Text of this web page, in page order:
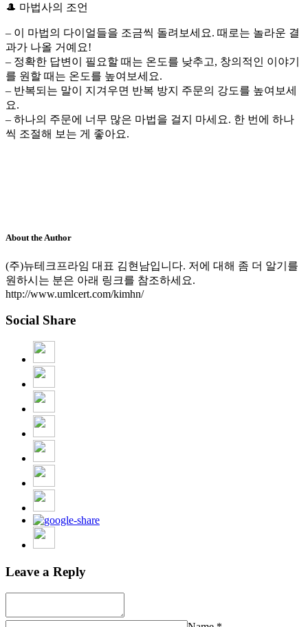
🎩 마법사의 조언
– 이 마법의 다이얼들을 조금씩 돌려보세요. 때로는 놀라운 결
과가 나올 거예요!
– 정확한 답변이 필요할 때는 온도를 낮추고, 창의적인 이야기
를 원할 때는 온도를 높여보세요.
– 반복되는 말이 지겨우면 반복 방지 주문의 강도를 높여보세
요.
– 하나의 주문에 너무 많은 마법을 걸지 마세요. 한 번에 하나
씩 조절해 보는 게 좋아요.
About the Author
(주)뉴테크프라임 대표 김현남입니다. 저에 대해 좀 더 알기를
원하시는 분은 아래 링크를 참조하세요.
http://www.umlcert.com/kimhn/
Social Share
Leave a Reply